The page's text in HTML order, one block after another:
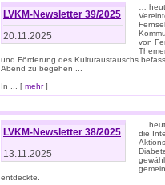
LVKM-Newsletter 39/2025
20.11.2025
…
von
und Förderung des Kulturaustauschs
Abend zu begehen ...
In ... [ mehr]
LVKM-Newsletter 38/2025
13.11.2025
…
die
entdeckte.